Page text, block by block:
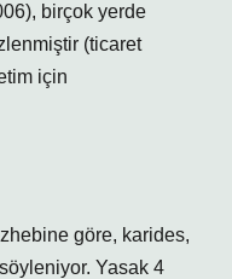
birçok yerde
(ticaret
için
göre, karides,
Yasak 4